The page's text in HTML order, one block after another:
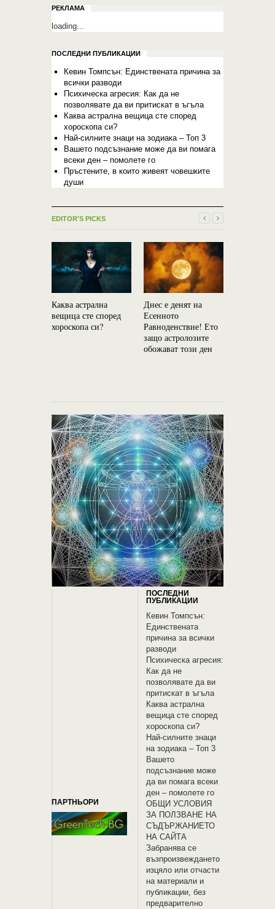
РЕКЛАМА
loading...
ПОСЛЕДНИ ПУБЛИКАЦИИ
Кевин Томпсън: Единствената причина за
всички разводи
Психическа агресия: Как да не
позволявате да ви притискат в ъгъла
Каква астрална вещица сте според
хороскопа си?
Най-силните знаци на зодиака – Топ 3
Вашето подсъзнание може да ви помага
всеки ден – помолете го
Пръстените, в които живеят човешките
души
EDITOR'S PICKS
Каква астрална
вещица сте според
хороскопа си?
Днес е денят на
Есенното
Равноденствие! Ето
защо астролозите
обожават този ден
ПОСЛЕДНИ
ПУБЛИКАЦИИ
Кевин Томпсън:
Единствената
причина за всички
разводи
Психическа агресия:
Как да не
позволявате да ви
притискат в ъгъла
Каква астрална
вещица сте според
хороскопа си?
Най-силните знаци
на зодиака – Топ 3
Вашето
подсъзнание може
да ви помага всеки
ден – помолете го
ПАРТНЬОРИ
OБЩИ УСЛОВИЯ
ЗА ПОЛЗВАНЕ НА
СЪДЪРЖАНИЕТО
НА САЙТА
Забранява се
възпроизвеждането
изцяло или отчасти
на материали и
публикации, без
предварително